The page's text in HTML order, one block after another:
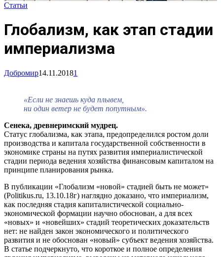
Статьи
Глобализм, как этап стадии
империализма
Добромир14.11.20181
«Если не знаешь куда плывем,
ни один ветер не будет попутным».
Сенека, древнеримский мудрец.
Статус глобализма, как этапа, предопределился ростом доли
производства и капитала государственной собственности в
экономике страны на путях развития империалистической
стадии периода ведения хозяйства финансовым капиталом на
принципе планирования рынка.
В публикации «Глобализм «новой» стадией быть не может»
(Politikus.ru, 13.10.18г) наглядно доказано, что империализм,
как последняя стадия капиталистической социально-
экономической формации научно обоснован, а для всех
«новых» и «новейших» стадий теоретических доказательств
нет: не найден закон экономического и политического
развития и не обоснован «новый» субъект ведения хозяйства.
В статье подчеркнуто, что короткое и полное определения